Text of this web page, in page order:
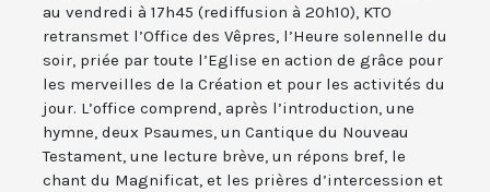
au vendredi à 17h45 (rediffusion à 20h10), KTO
retransmet l’Office des Vêpres, l’Heure solennelle du
soir, priée par toute l’Eglise en action de grâce pour
les merveilles de la Création et pour les activités du
jour. L’office comprend, après l’introduction, une
hymne, deux Psaumes, un Cantique du Nouveau
Testament, une lecture brève, un répons bref, le
chant du Magnificat, et les prières d’intercession et